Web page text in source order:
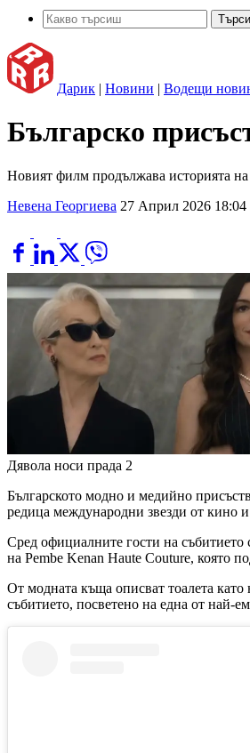
Дарик | Новини | Водещи
Българско
Новият филм продължава историята на
Невена Георгиева 27 Април 2026 18:04
Дявола носи прада 2
Българското модно и медийно
редица международни звезди от кино
Сред официалните гости на събитието
на Pembe Kenan Haute Couture, която
От модната къща описват тоалета
събитието, посветено на една от най-